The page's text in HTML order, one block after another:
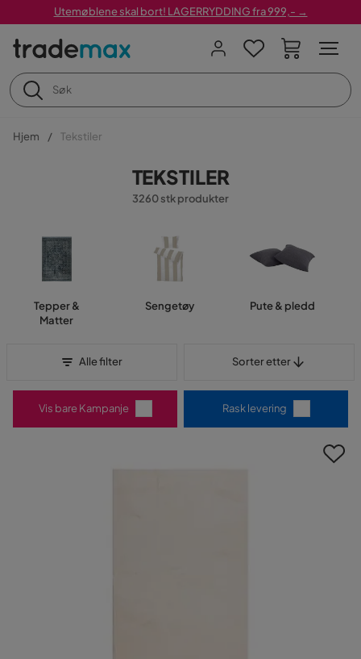
Utemøblene skal bort! LAGERRYDDING fra 999,- →
Hjem Tekstiler
TEKSTILER
3260 stk produkter
Tepper &
Matter
Sengetøy Pute & pledd
Alle filter Sorter etter
Vis bare Kampanje Rask levering